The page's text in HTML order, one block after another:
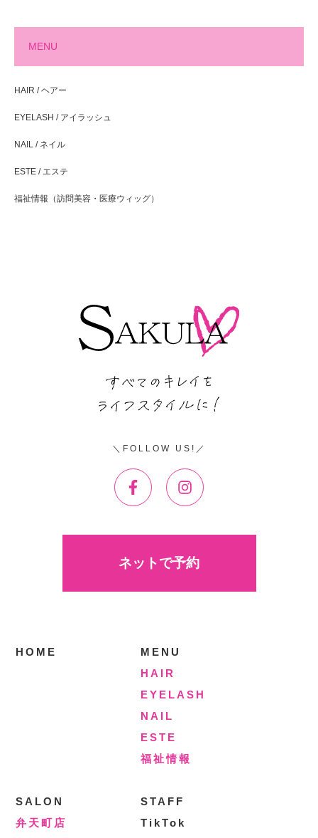
MENU
HAIR / ヘアー
EYELASH / アイラッシュ
NAIL / ネイル
ESTE / エステ
福祉情報（訪問美容・医療ウィッグ）
FOLLOW US!
ネットで予約
HOME
MENU
HAIR
EYELASH
NAIL
ESTE
福祉情報
SALON
弁天町店
STAFF
TikTok